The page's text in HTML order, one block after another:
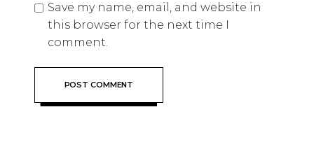
Save my name, email, and website in
this browser for the next time I
comment.
POST COMMENT